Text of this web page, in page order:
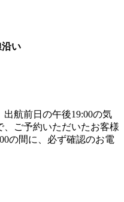
沿い
航前日の午後19:00の気
ご予約いただいたお客様
の間に、必ず確認のお電